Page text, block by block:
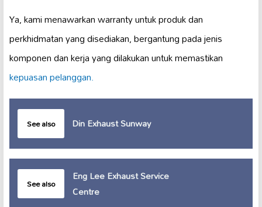
Ya, kami menawarkan warranty untuk produk dan
perkhidmatan yang disediakan, bergantung pada jenis
komponen dan kerja yang dilakukan untuk memastikan
kepuasan pelanggan.
See also Din Exhaust Sunway
See also
Eng Lee Exhaust Service
Centre